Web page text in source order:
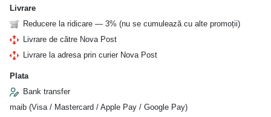
Livrare
Reducere la ridicare — 3% (nu se cumulează cu alte promoții)
Livrare de către Nova Post
Livrare la adresa prin curier Nova Post
Plata
Bank transfer
maib (Visa / Mastercard / Apple Pay / Google Pay)